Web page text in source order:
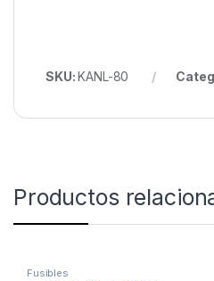
SKU:KANL-80
Productos
Fusibles